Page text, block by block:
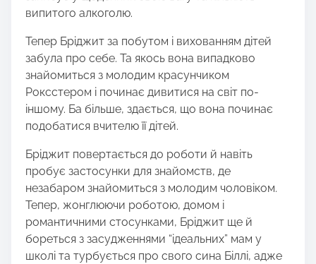
випитого алкоголю.
Тепер Бріджит за побутом і вихованням дітей
забула про себе. Та якось вона випадково
знайомиться з молодим красунчиком
Роксстером і починає дивитися на світ по-
іншому. Ба більше, здається, що вона починає
подобатися вчителю її дітей.
Бріджит повертається до роботи й навіть
пробує застосунки для знайомств, де
незабаром знайомиться з молодим чоловіком.
Тепер, жонглюючи роботою, домом і
романтичними стосунками, Бріджит ще й
бореться з засудженнями “ідеальних” мам у
школі та турбується про свого сина Біллі, адже